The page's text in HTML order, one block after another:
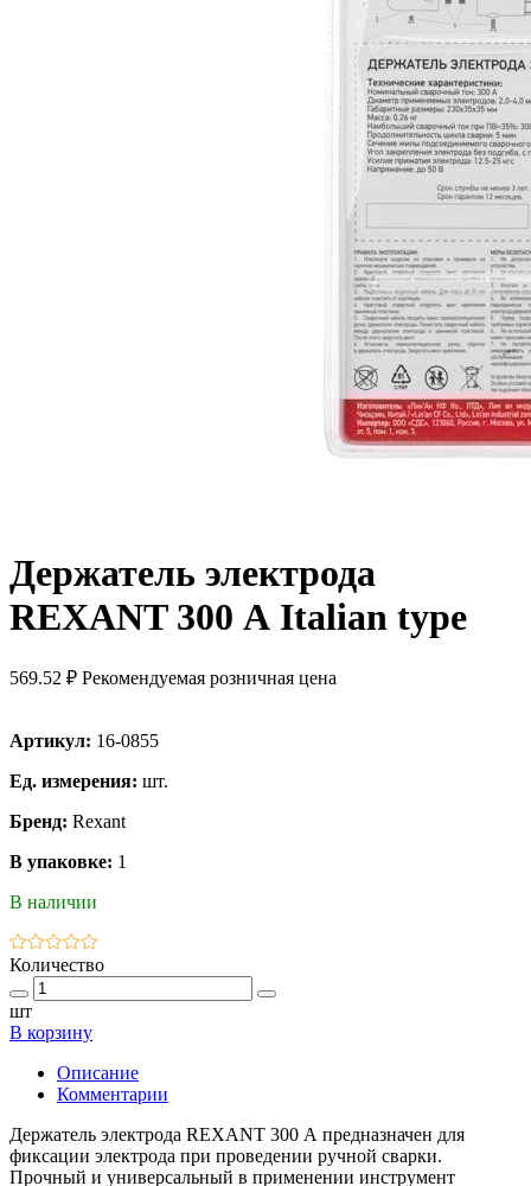
Держатель электрода
REXANT 300 А Italian type
569.52 ₽ Рекомендуемая розничная цена
Артикул: 16-0855
Ед. измерения: шт.
Бренд: Rexant
В упаковке: 1
В наличии
Количество
шт
В корзину
Описание
Комментарии
Держатель электрода REXANT 300 А предназначен для
фиксации электрода при проведении ручной сварки.
Прочный и универсальный в применении инструмент